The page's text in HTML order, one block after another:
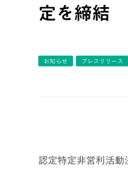
定を締結
お知らせ プレスリリース
認定特定非営利活動